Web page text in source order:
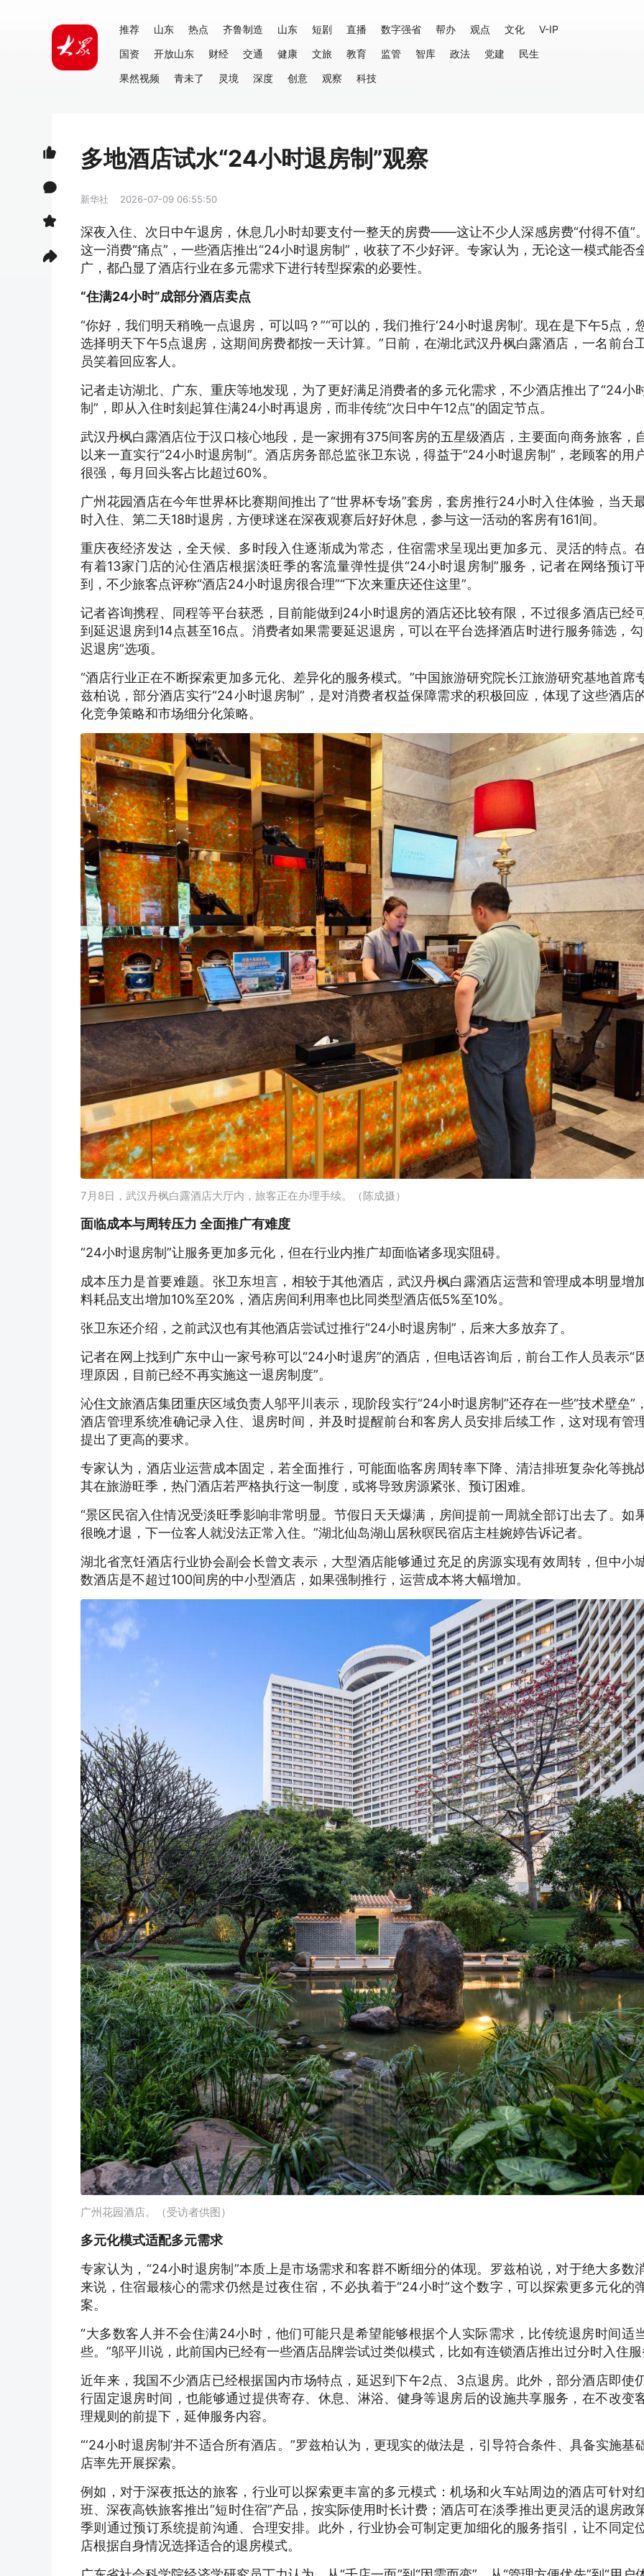
推荐 山东 热点 齐鲁制造 山东 短剧 直播 数字强省 帮办 观点 文化
V-IP
国资
开放山东 财经 交通 健康 文旅 教育 监管 智库 政法 党建
民生
果然视频
青未了 灵境 深度 创意 观察 科技
多地酒店试水“24小时退房制”观察
新华社 2026-07-09 06:55:50
深夜入住、次日中午退房，休息几小时却要支付一整天的房费——这让不少人深感房费“付得不值”
这一消费“痛点”，一些酒店推出“24小时退房制”，收获了不少好评。专家认为，无论这一模式能否
广，都凸显了酒店行业在多元需求下进行转型探索的必要性。
“住满24小时”成部分酒店卖点
“你好，我们明天稍晚一点退房，可以吗？”“可以的，我们推行‘24小时退房制’。现在是下午5点，
选择明天下午5点退房，这期间房费都按一天计算。”日前，在湖北武汉丹枫白露酒店，一名前台
员笑着回应客人。
记者走访湖北、广东、重庆等地发现，为了更好满足消费者的多元化需求，不少酒店推出了“24小
制”，即从入住时刻起算住满24小时再退房，而非传统“次日中午12点”的固定节点。
武汉丹枫白露酒店位于汉口核心地段，是一家拥有375间客房的五星级酒店，主要面向商务旅客，
以来一直实行“24小时退房制”。酒店房务部总监张卫东说，得益于“24小时退房制”，老顾客的用
很强，每月回头客占比超过60%。
广州花园酒店在今年世界杯比赛期间推出了“世界杯专场”套房，套房推行24小时入住体验，当天
时入住、第二天18时退房，方便球迷在深夜观赛后好好休息，参与这一活动的客房有161间。
重庆夜经济发达，全天候、多时段入住逐渐成为常态，住宿需求呈现出更加多元、灵活的特点。
有着13家门店的沁住酒店根据淡旺季的客流量弹性提供“24小时退房制”服务，记者在网络预订
到，不少旅客点评称“酒店24小时退房很合理”“下次来重庆还住这里”。
记者咨询携程、同程等平台获悉，目前能做到24小时退房的酒店还比较有限，不过很多酒店已经
到延迟退房到14点甚至16点。消费者如果需要延迟退房，可以在平台选择酒店时进行服务筛选，
迟退房”选项。
“酒店行业正在不断探索更加多元化、差异化的服务模式。”中国旅游研究院长江旅游研究基地首席
兹柏说，部分酒店实行“24小时退房制”，是对消费者权益保障需求的积极回应，体现了这些酒店
化竞争策略和市场细分化策略。
7月8日，武汉丹枫白露酒店大厅内，旅客正在办理手续。（陈成摄）
面临成本与周转压力 全面推广有难度
“24小时退房制”让服务更加多元化，但在行业内推广却面临诸多现实阻碍。
成本压力是首要难题。张卫东坦言，相较于其他酒店，武汉丹枫白露酒店运营和管理成本明显增
料耗品支出增加10%至20%，酒店房间利用率也比同类型酒店低5%至10%。
张卫东还介绍，之前武汉也有其他酒店尝试过推行“24小时退房制”，后来大多放弃了。
记者在网上找到广东中山一家号称可以“24小时退房”的酒店，但电话咨询后，前台工作人员表示“
理原因，目前已经不再实施这一退房制度”。
沁住文旅酒店集团重庆区域负责人邬平川表示，现阶段实行“24小时退房制”还存在一些“技术壁垒”
酒店管理系统准确记录入住、退房时间，并及时提醒前台和客房人员安排后续工作，这对现有管
提出了更高的要求。
专家认为，酒店业运营成本固定，若全面推行，可能面临客房周转率下降、清洁排班复杂化等挑
其在旅游旺季，热门酒店若严格执行这一制度，或将导致房源紧张、预订困难。
“景区民宿入住情况受淡旺季影响非常明显。节假日天天爆满，房间提前一周就全部订出去了。如
很晚才退，下一位客人就没法正常入住。”湖北仙岛湖山居秋暝民宿店主桂婉婷告诉记者。
湖北省烹饪酒店行业协会副会长曾文表示，大型酒店能够通过充足的房源实现有效周转，但中小
数酒店是不超过100间房的中小型酒店，如果强制推行，运营成本将大幅增加。
广州花园酒店。（受访者供图）
多元化模式适配多元需求
专家认为，“24小时退房制”本质上是市场需求和客群不断细分的体现。罗兹柏说，对于绝大多数
来说，住宿最核心的需求仍然是过夜住宿，不必执着于“24小时”这个数字，可以探索更多元化的
案。
“大多数客人并不会住满24小时，他们可能只是希望能够根据个人实际需求，比传统退房时间适
些。”邬平川说，此前国内已经有一些酒店品牌尝试过类似模式，比如有连锁酒店推出过分时入住
近年来，我国不少酒店已经根据国内市场特点，延迟到下午2点、3点退房。此外，部分酒店即使
行固定退房时间，也能够通过提供寄存、休息、淋浴、健身等退房后的设施共享服务，在不改变
理规则的前提下，延伸服务内容。
“‘24小时退房制’并不适合所有酒店。”罗兹柏认为，更现实的做法是，引导符合条件、具备实施基
店率先开展探索。
例如，对于深夜抵达的旅客，行业可以探索更丰富的多元模式：机场和火车站周边的酒店可针对
班、深夜高铁旅客推出“短时住宿”产品，按实际使用时长计费；酒店可在淡季推出更灵活的退房政
季则通过预订系统提前沟通、合理安排。此外，行业协会可制定更加细化的服务指引，让不同定
店根据自身情况选择适合的退房模式。